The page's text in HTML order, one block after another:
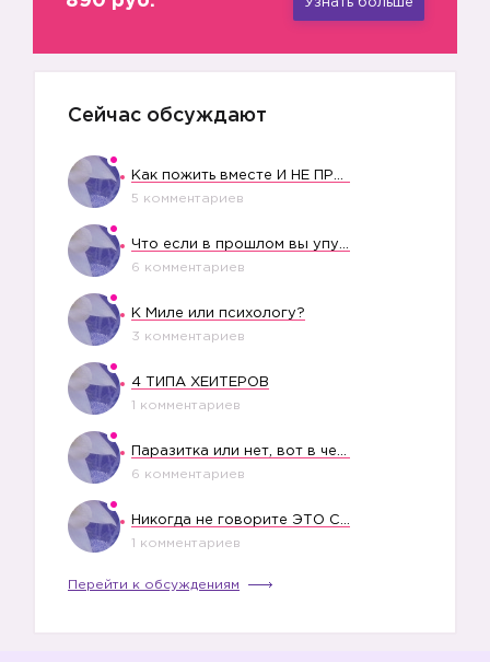
Узнать больше
Сейчас обсуждают
5 комментариев
6 комментариев
К Миле или психологу?
3 комментариев
4 ТИПА ХЕЙТЕРОВ
1 комментариев
6 комментариев
1 комментариев
Перейти к обсуждениям